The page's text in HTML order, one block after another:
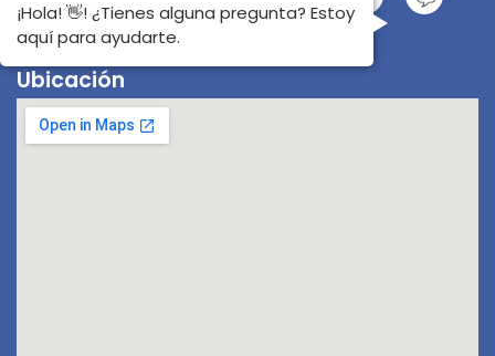
Ubicación
¡Hola! 👋! ¿Tienes alguna pregunta? Estoy
aquí para ayudarte.